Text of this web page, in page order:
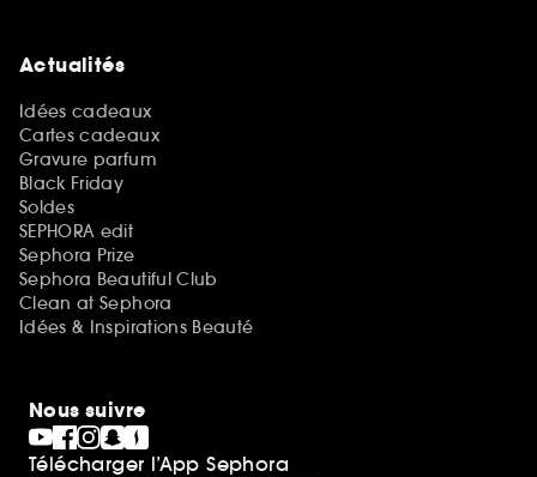
Actualités
Idées cadeaux
Cartes cadeaux
Gravure parfum
Black Friday
Soldes
SEPHORA edit
Sephora Prize
Sephora Beautiful Club
Clean at Sephora
Idées & Inspirations Beauté
Nous suivre
Télécharger l’App Sephora